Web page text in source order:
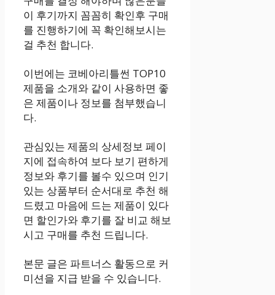
이 후기까지 꼼꼼히 확인후 구매
를 진행하기에 꼭 확인해보시는
걸 추천 합니다.
이번에는 코베아리틀썬 TOP10
제품을 소개와 같이 사용하면 좋
은 제품이나 정보를 첨부했습니
다.
관심있는 제품의 상세정보 페이
지에 접속하여 보다 보기 편하게
정보와 후기를 볼수 있으며 인기
있는 상품부터 순서대로 추천 해
드렸고 마음에 드는 제품이 있다
면 할인가와 후기를 잘 비교 해보
시고 구매를 추천 드립니다.
본문 글은 파트너스 활동으로 커
미션을 지급 받을 수 있습니다.